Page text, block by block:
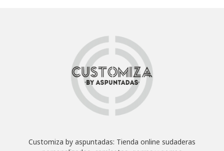
Customiza by aspuntadas: Tienda online sudaderas